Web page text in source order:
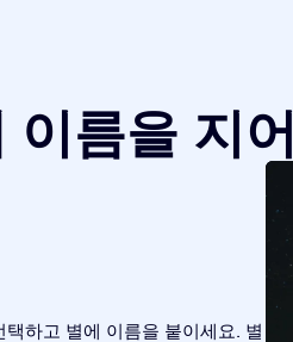
이름을 지
하고 별에 이름을 붙이세요. 별